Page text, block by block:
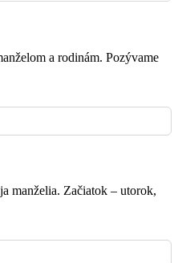
Bošany
a rodinám. Pozývame
manželia. Začiatok – utorok,